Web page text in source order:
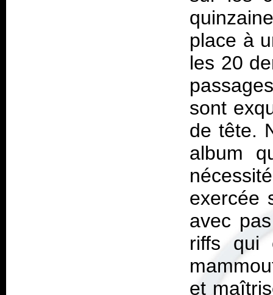
place à
les 20
sont
de tête.
album
exercée
avec
riffs qui
et